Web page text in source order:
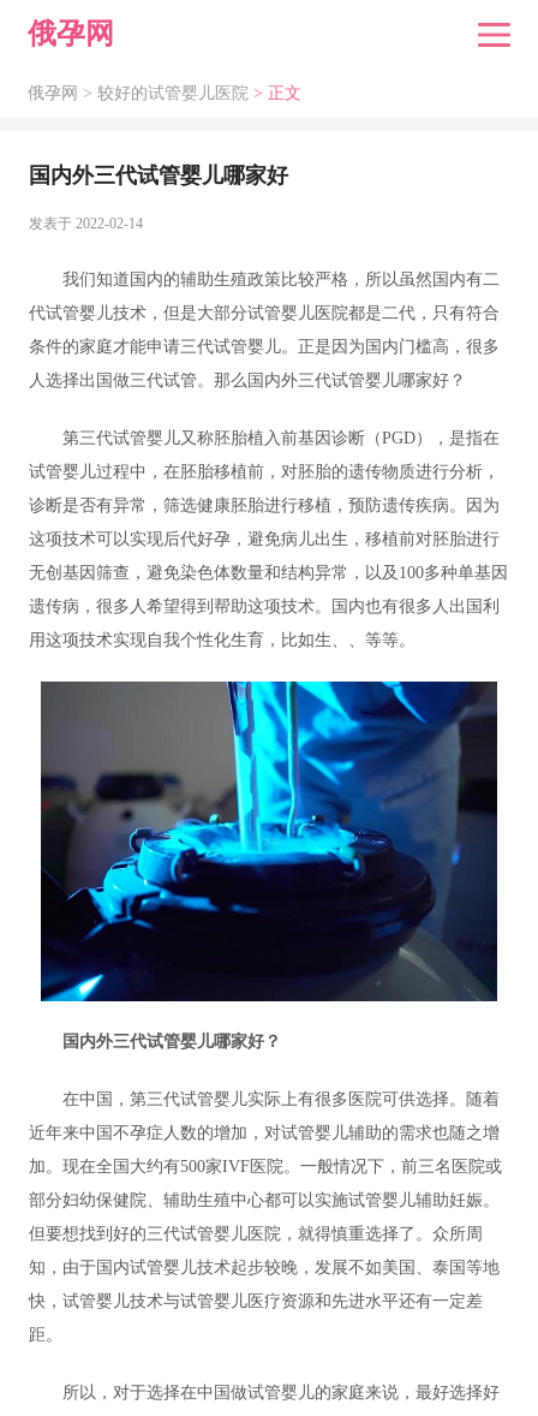
俄孕网
俄孕网 > 较好的试管婴儿医院 > 正文
国内外三代试管婴儿哪家好
发表于 2022-02-14
我们知道国内的辅助生殖政策比较严格，所以虽然国内有二
代试管婴儿技术，但是大部分试管婴儿医院都是二代，只有符合
条件的家庭才能申请三代试管婴儿。正是因为国内门槛高，很多
人选择出国做三代试管。那么国内外三代试管婴儿哪家好？
第三代试管婴儿又称胚胎植入前基因诊断（PGD），是指在
试管婴儿过程中，在胚胎移植前，对胚胎的遗传物质进行分析，
诊断是否有异常，筛选健康胚胎进行移植，预防遗传疾病。因为
这项技术可以实现后代好孕，避免病儿出生，移植前对胚胎进行
无创基因筛查，避免染色体数量和结构异常，以及100多种单基因
遗传病，很多人希望得到帮助这项技术。国内也有很多人出国利
用这项技术实现自我个性化生育，比如生、、等等。
国内外三代试管婴儿哪家好？
在中国，第三代试管婴儿实际上有很多医院可供选择。随着
近年来中国不孕症人数的增加，对试管婴儿辅助的需求也随之增
加。现在全国大约有500家IVF医院。一般情况下，前三名医院或
部分妇幼保健院、辅助生殖中心都可以实施试管婴儿辅助妊娠。
但要想找到好的三代试管婴儿医院，就得慎重选择了。众所周
知，由于国内试管婴儿技术起步较晚，发展不如美国、泰国等地
快，试管婴儿技术与试管婴儿医疗资源和先进水平还有一定差
距。
所以，对于选择在中国做试管婴儿的家庭来说，最好选择好